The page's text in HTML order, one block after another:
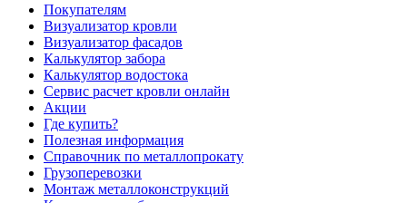
Покупателям
Визуализатор кровли
Визуализатор фасадов
Калькулятор забора
Калькулятор водостока
Сервис расчет кровли онлайн
Акции
Где купить?
Полезная информация
Справочник по металлопрокату
Грузоперевозки
Монтаж металлоконструкций